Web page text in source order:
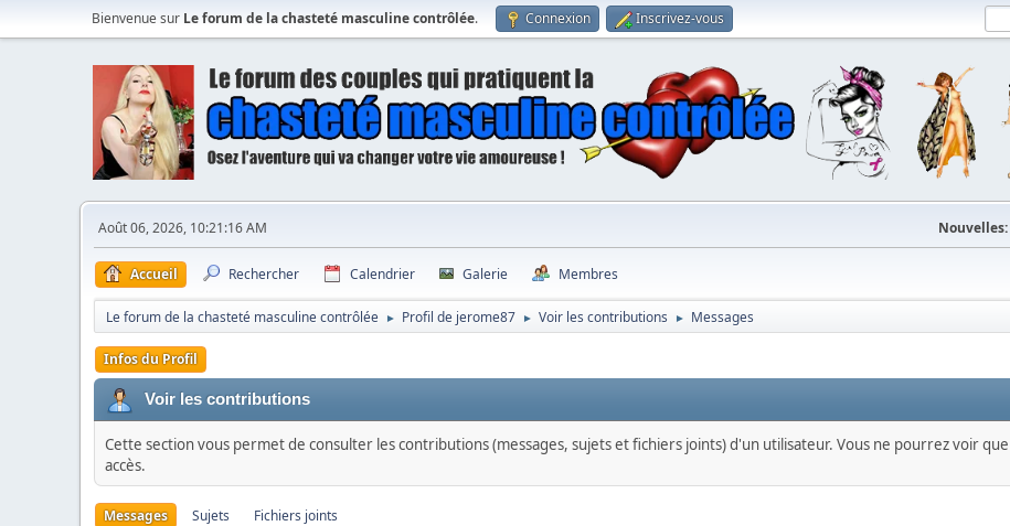
Bienvenue sur Le forum de la chasteté masculine contrôlée. Connexion Inscrivez-vous
Août 06, 2026, 10:21:16 AM Nouvelles:
Accueil Rechercher Calendrier Galerie Membres
Le forum de la chasteté masculine contrôlée ► Profil de jerome87 ► Voir les contributions ► Messages
Infos du Profil
Voir les contributions
Cette section vous permet de consulter les contributions (messages, sujets et fichiers joints) d'un utilisateur. Vous ne pourrez voir
accès.
Messages Sujets Fichiers joints